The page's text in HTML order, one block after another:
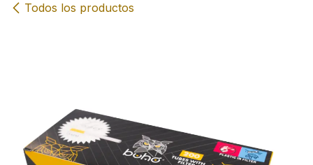
Todos los productos